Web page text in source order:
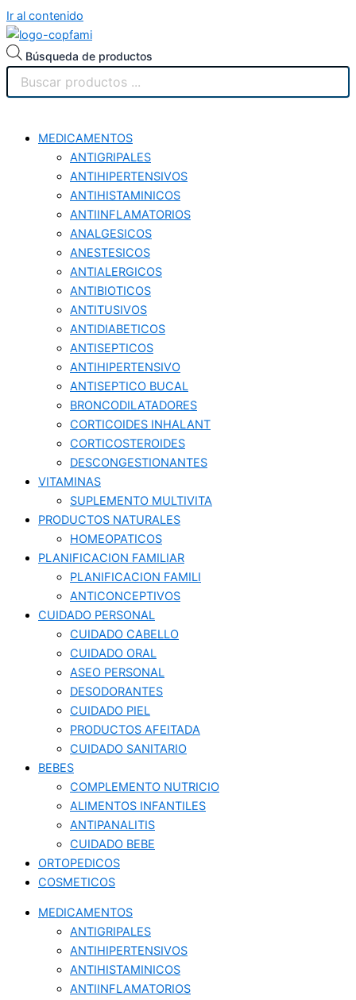
Ir al contenido
Búsqueda de productos
MEDICAMENTOS
ANTIGRIPALES
ANTIHIPERTENSIVOS
ANTIHISTAMINICOS
ANTIINFLAMATORIOS
ANALGESICOS
ANESTESICOS
ANTIALERGICOS
ANTIBIOTICOS
ANTITUSIVOS
ANTIDIABETICOS
ANTISEPTICOS
ANTIHIPERTENSIVO
ANTISEPTICO BUCAL
BRONCODILATADORES
CORTICOIDES INHALANT
CORTICOSTEROIDES
DESCONGESTIONANTES
VITAMINAS
SUPLEMENTO MULTIVITA
PRODUCTOS NATURALES
HOMEOPATICOS
PLANIFICACION FAMILIAR
PLANIFICACION FAMILI
ANTICONCEPTIVOS
CUIDADO PERSONAL
CUIDADO CABELLO
CUIDADO ORAL
ASEO PERSONAL
DESODORANTES
CUIDADO PIEL
PRODUCTOS AFEITADA
CUIDADO SANITARIO
BEBES
COMPLEMENTO NUTRICIO
ALIMENTOS INFANTILES
ANTIPANALITIS
CUIDADO BEBE
ORTOPEDICOS
COSMETICOS
MEDICAMENTOS
ANTIGRIPALES
ANTIHIPERTENSIVOS
ANTIHISTAMINICOS
ANTIINFLAMATORIOS